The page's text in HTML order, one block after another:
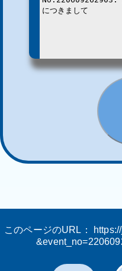
このページのURL：